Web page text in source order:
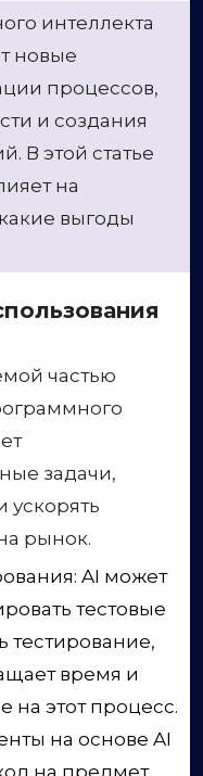
интеллекта
новые
процессов,
и создания
В этой статье
на
выгоды
частью
задачи,
ускорять
рынок.
AI может
тестовые
тестирование,
время и
на этот процесс.
на основе AI